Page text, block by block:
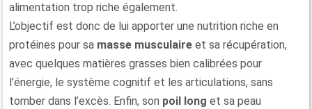
alimentation trop riche également.
L’objectif est donc de lui apporter une nutrition riche en
protéines pour sa masse musculaire et sa récupération,
avec quelques matières grasses bien calibrées pour
l’énergie, le système cognitif et les articulations, sans
tomber dans l’excès. Enfin, son poil long et sa peau